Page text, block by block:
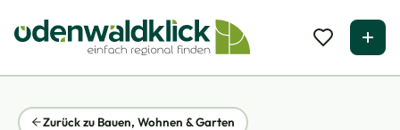
Zurück zu Bauen, Wohnen & Garten